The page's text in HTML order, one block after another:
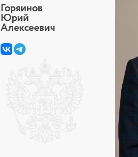
Горяинов
Юрий
Алексеевич